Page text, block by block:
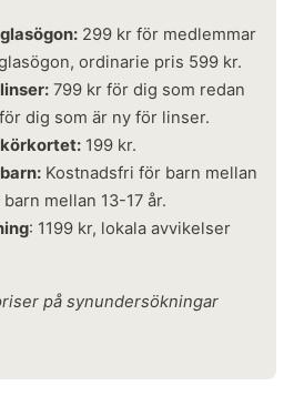
299 kr för medlemmar
ordinarie pris 599 kr.
799 kr för dig som redan
dig som är ny för linser.
199 kr.
Kostnadsfri för barn mellan
mellan 13-17 år.
: 1199 kr, lokala avvikelser
på synundersökningar